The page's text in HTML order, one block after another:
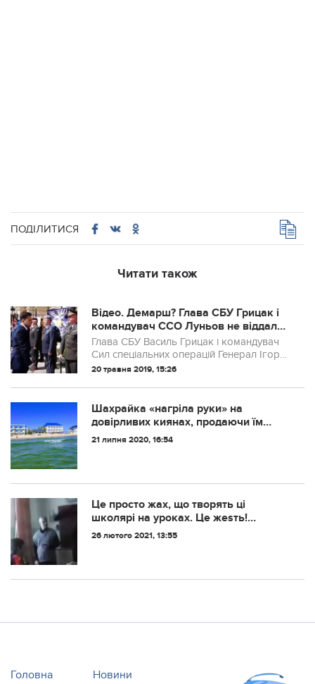
ПОДІЛИТИСЯ
Читати також
Відео. Демарш? Глава СБУ Грицак і
командувач ССО Луньов не віддали
честь Зеленському на інавгурації
Глава СБУ Василь Грицак і командувач
Сил спеціальних операцій Генерал Ігор
Луньов під час представлення
України не віддали честь шостому
президенту Ук...
20 травня 2019, 15:26
Шахрайка «нагріла руки» на
довірливих киянах, продаючи їм
липові путівки
21 липня 2020, 16:54
Це просто жaх, що творять ці
школярі на уроках. Це жеsть!
Хлопцями вже займається поліція…
26 лютого 2021, 13:55
Головна Новини